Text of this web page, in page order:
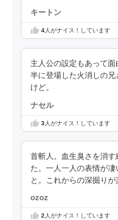
キートン
4人がナイス！しています
主人公の設定もあって
半に登場した火消しの
けど。
ナセル
3人がナイス！しています
首斬人。血生臭さを消
た。一人一人の表情が
と。これからの深掘りが
ozoz
2 人がナイス！しています